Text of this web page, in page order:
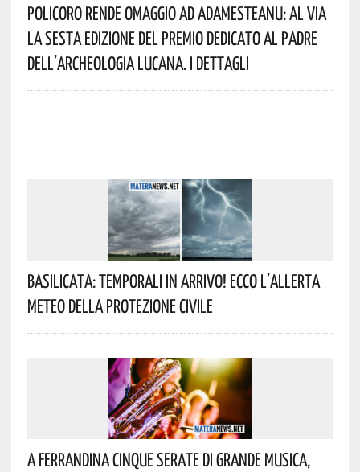
Policoro Rende Omaggio Ad Adamesteanu: Al Via
La Sesta Edizione Del Premio Dedicato Al Padre
Dell’archeologia Lucana. I Dettagli
Basilicata: Temporali In Arrivo! Ecco L’allerta
Meteo Della Protezione Civile
A Ferrandina Cinque Serate Di Grande Musica,